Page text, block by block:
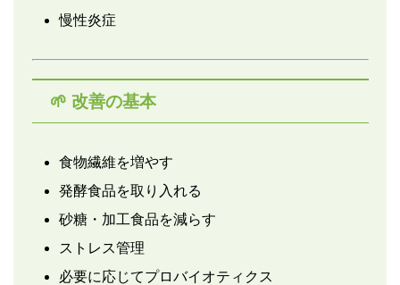
慢性炎症
🌱 改善の基本
食物繊維を増やす
発酵食品を取り入れる
砂糖・加工食品を減らす
ストレス管理
必要に応じてプロバイオティクス